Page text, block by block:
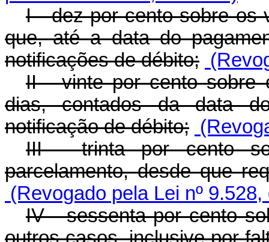
I - dez por cento sobre os
que, até a data do
notificações de débito;
II - vinte por cento sobre
dias, contados da data
notificação de débito;
III - trinta por cento
parcelamento, desde que
(Revogado pela Lei nº
IV - sessenta por cento